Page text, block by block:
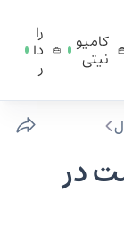
کامیو
نیتی
را
دا
ر
در